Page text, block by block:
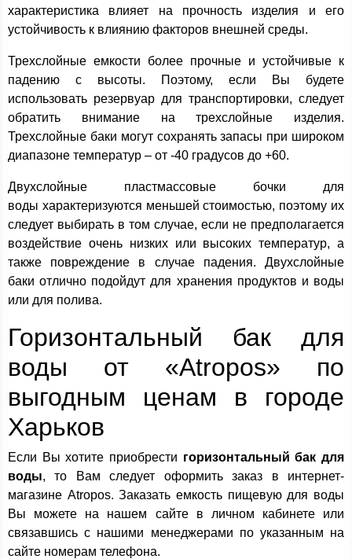
характеристика влияет на прочность изделия и его
устойчивость к влиянию факторов внешней среды.
Трехслойные емкости более прочные и устойчивые к
падению с высоты. Поэтому, если Вы будете
использовать резервуар для транспортировки, следует
обратить внимание на трехслойные изделия.
Трехслойные баки могут сохранять запасы при широком
диапазоне температур – от -40 градусов до +60.
Двухслойные пластмассовые бочки для
воды характеризуются меньшей стоимостью, поэтому их
следует выбирать в том случае, если не предполагается
воздействие очень низких или высоких температур, а
также повреждение в случае падения. Двухслойные
баки отлично подойдут для хранения продуктов и воды
или для полива.
Горизонтальный бак для
воды от «Atropos» по
выгодным ценам в городе
Харьков
Если Вы хотите приобрести горизонтальный бак для
воды, то Вам следует оформить заказ в интернет-
магазине Atropos. Заказать емкость пищевую для воды
Вы можете на нашем сайте в личном кабинете или
связавшись с нашими менеджерами по указанным на
сайте номерам телефона.